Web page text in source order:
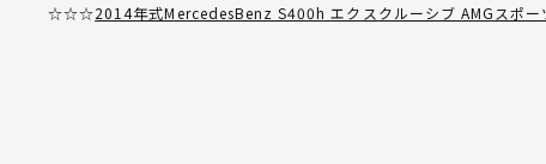
☆☆☆2014年式MercedesBenz S400h エクスクルーシブ AMGスポー